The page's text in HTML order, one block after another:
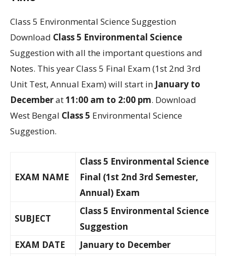
Class 5 Environmental Science Suggestion
Download Class 5 Environmental Science
Suggestion with all the important questions and
Notes. This year Class 5 Final Exam (1st 2nd 3rd
Unit Test, Annual Exam) will start in January to
Decemberat11:00 am to 2:00 pm. Download
West Bengal Class 5 Environmental Science
Suggestion.
EXAM NAME
Class 5 Environmental Science
Final (1st 2nd 3rd Semester,
Annual) Exam
SUBJECT
Class 5 Environmental Science
Suggestion
EXAM DATE
January to December